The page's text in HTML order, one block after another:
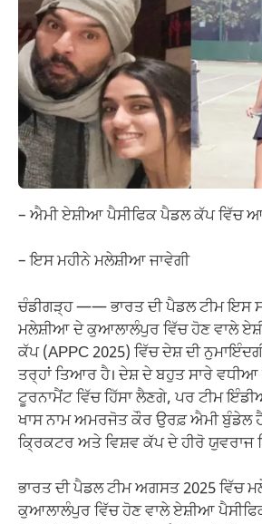
– ਐਮੀ ਏਸ਼ੀਆ ਪੈਸੀਫਿਕ ਪੈਡਲ ਕੱਪ ਵਿੱਚ
– ਇਸ ਮਹੀਨੇ ਮਲੇਸ਼ੀਆ ਜਾਵੇਗੀ
ਚੰਡੀਗੜ੍ਹ —— ਭਾਰਤ ਦੀ ਪੈਡਲ ਟੀਮ ਇਸ
ਮਲੇਸ਼ੀਆ ਦੇ ਕੁਆਲਾਲੰਪੁਰ ਵਿੱਚ ਹੋਣ ਵਾਲੇ
ਕੱਪ (APPC 2025) ਵਿੱਚ ਦੇਸ਼ ਦੀ
ਤਰ੍ਹਾਂ ਤਿਆਰ ਹੈ। ਦੇਸ਼ ਦੇ ਬਹੁਤ ਸਾਰੇ ਵਧੀਆ
ਟੂਰਨਾਮੈਂਟ ਵਿੱਚ ਹਿੱਸਾ ਲੈਣਗੇ, ਪਰ ਟੀਮ
ਖਾਸ ਨਾਮ ਅਮਰਜੋਤ ਕੌਰ ਉਰਫ਼ ਐਮੀ ਬੁੰਡੇਲ
ਕ੍ਰਿਕਟਰ ਅਤੇ ਵਿਸ਼ਵ ਕੱਪ ਦੇ ਹੀਰੋ ਯੁਵਰਾਜ
ਭਾਰਤ ਦੀ ਪੈਡਲ ਟੀਮ ਅਗਸਤ 2025 ਵਿੱਚ
ਕੁਆਲਾਲੰਪੁਰ ਵਿੱਚ ਹੋਣ ਵਾਲੇ ਏਸ਼ੀਆ